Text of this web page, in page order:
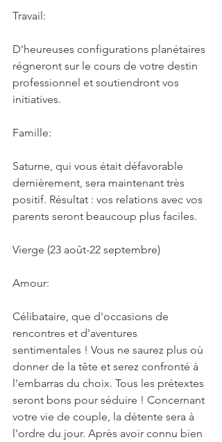
Travail:
D'heureuses configurations planétaires
régneront sur le cours de votre destin
professionnel et soutiendront vos
initiatives.
Famille:
Saturne, qui vous était défavorable
dernièrement, sera maintenant très
positif. Résultat : vos relations avec vos
parents seront beaucoup plus faciles.
Vierge (23 août-22 septembre)
Amour:
Célibataire, que d'occasions de
rencontres et d'aventures
sentimentales ! Vous ne saurez plus où
donner de la tête et serez confronté à
l'embarras du choix. Tous les prétextes
seront bons pour séduire ! Concernant
votre vie de couple, la détente sera à
l'ordre du jour. Après avoir connu bien